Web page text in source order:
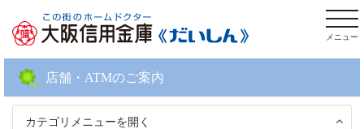
店舗・ATMのご案内
カテゴリメニューを開く